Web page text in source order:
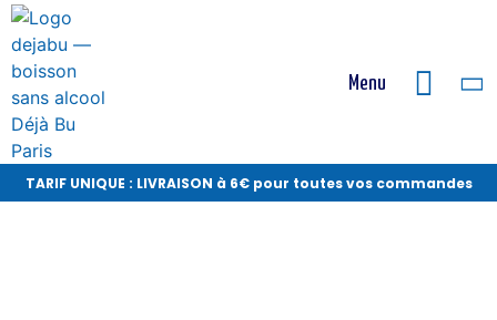
Menu
TARIF UNIQUE : LIVRAISON à 6€ pour toutes vos commandes